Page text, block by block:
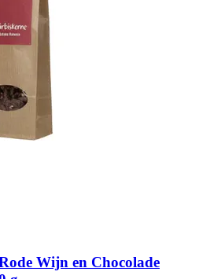
Wijn en Chocolade